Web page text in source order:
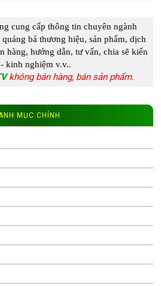
cung cấpthông tin chuyên ngành
bá thương hiệu, sản phẩm, dịch
hàng, hướng dẫn, tư vấn, chia sẽ kiến
- kinh nghiệmv.v..
không bán hàng, bán sản phẩm.
MỤC CHÍNH